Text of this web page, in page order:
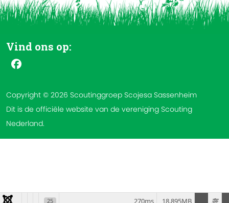
Vind ons op:
Copyright © 2026 Scoutinggroep Scojesa Sassenheim
Dit is de officiële website van de vereniging Scouting
Nederland.
25 18.895MB
270ms